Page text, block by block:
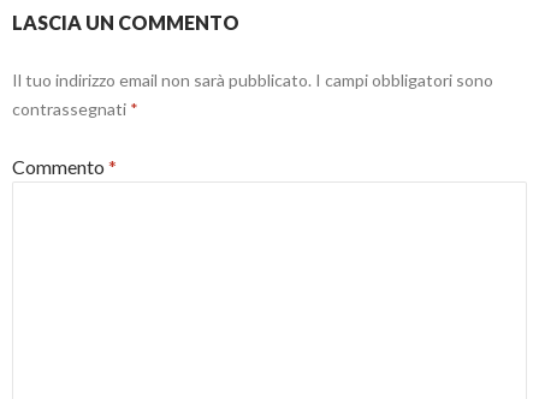
LASCIA UN COMMENTO
Il tuo indirizzo email non sarà pubblicato. I campi obbligatori sono
contrassegnati *
Commento *